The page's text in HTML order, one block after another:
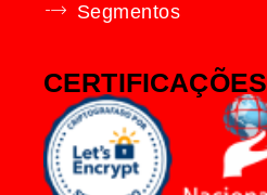
Segmentos
CERTIFICAÇÕES